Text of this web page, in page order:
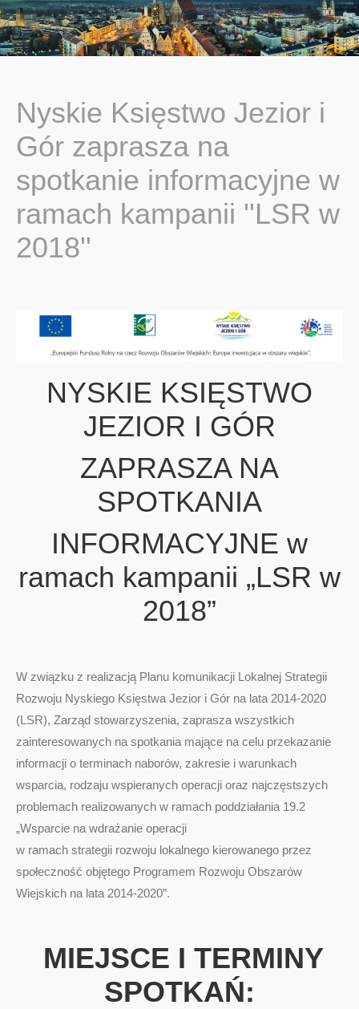
You are here:
Nyskie Księstwo Jezior i
Gór zaprasza na
spotkanie informacyjne w
ramach kampanii ''LSR w
2018''
NYSKIE KSIĘSTWO
JEZIOR I GÓR
ZAPRASZA NA
SPOTKANIA
INFORMACYJNE w
ramach kampanii „LSR w
2018”
W związku z realizacją Planu komunikacji Lokalnej Strategii
Rozwoju Nyskiego Księstwa Jezior i Gór na lata 2014-2020
(LSR), Zarząd stowarzyszenia, zaprasza wszystkich
zainteresowanych na spotkania mające na celu przekazanie
informacji o terminach naborów, zakresie i warunkach
wsparcia, rodzaju wspieranych operacji oraz najczęstszych
problemach realizowanych w ramach poddziałania 19.2
„Wsparcie na wdrażanie operacji
w ramach strategii rozwoju lokalnego kierowanego przez
społeczność objętego Programem Rozwoju Obszarów
Wiejskich na lata 2014-2020”.
MIEJSCE I TERMINY
SPOTKAŃ: